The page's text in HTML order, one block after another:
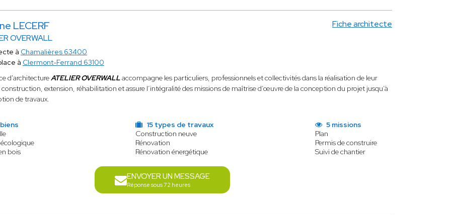
LECERF
OVERWALL
Fiche architecte
à Chamalières 63400
à Clermont-Ferrand 63100
d'architectureATELIER OVERWALLaccompagne les particuliers, professionnels et collectivités dans la réalisation de leur
extension, réhabilitation et assure l’intégralité des missions de maîtrise d’œuvre de la conception du projet jusqu’à
de travaux.
bois
15 types de travaux
Construction neuve
Rénovation
Rénovation énergétique
5 missions
Plan
Permis de construire
Suivi de chantier
ENVOYER UN MESSAGE
Réponse sous 72 heures